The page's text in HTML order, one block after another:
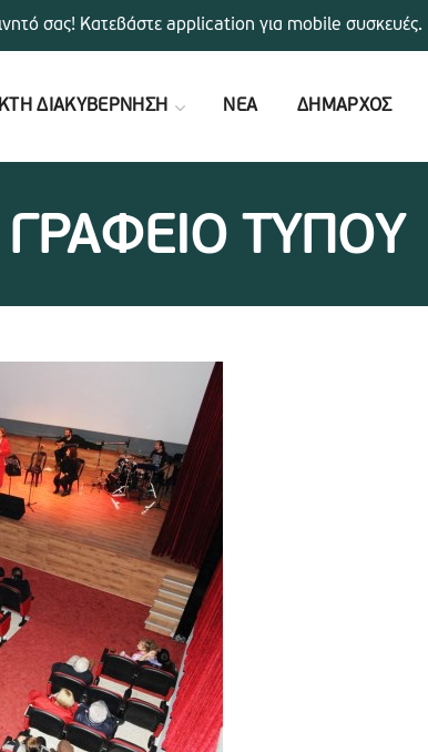
ΔΙΑΚΥΒΕΡΝΗΣΗ ΝΕΑ ΔΗΜΑΡΧΟΣ
ΓΡΑΦΕΙΟ ΤΥΠΟΥ
σας! Κατεβάστε application για mobile συσκευές.